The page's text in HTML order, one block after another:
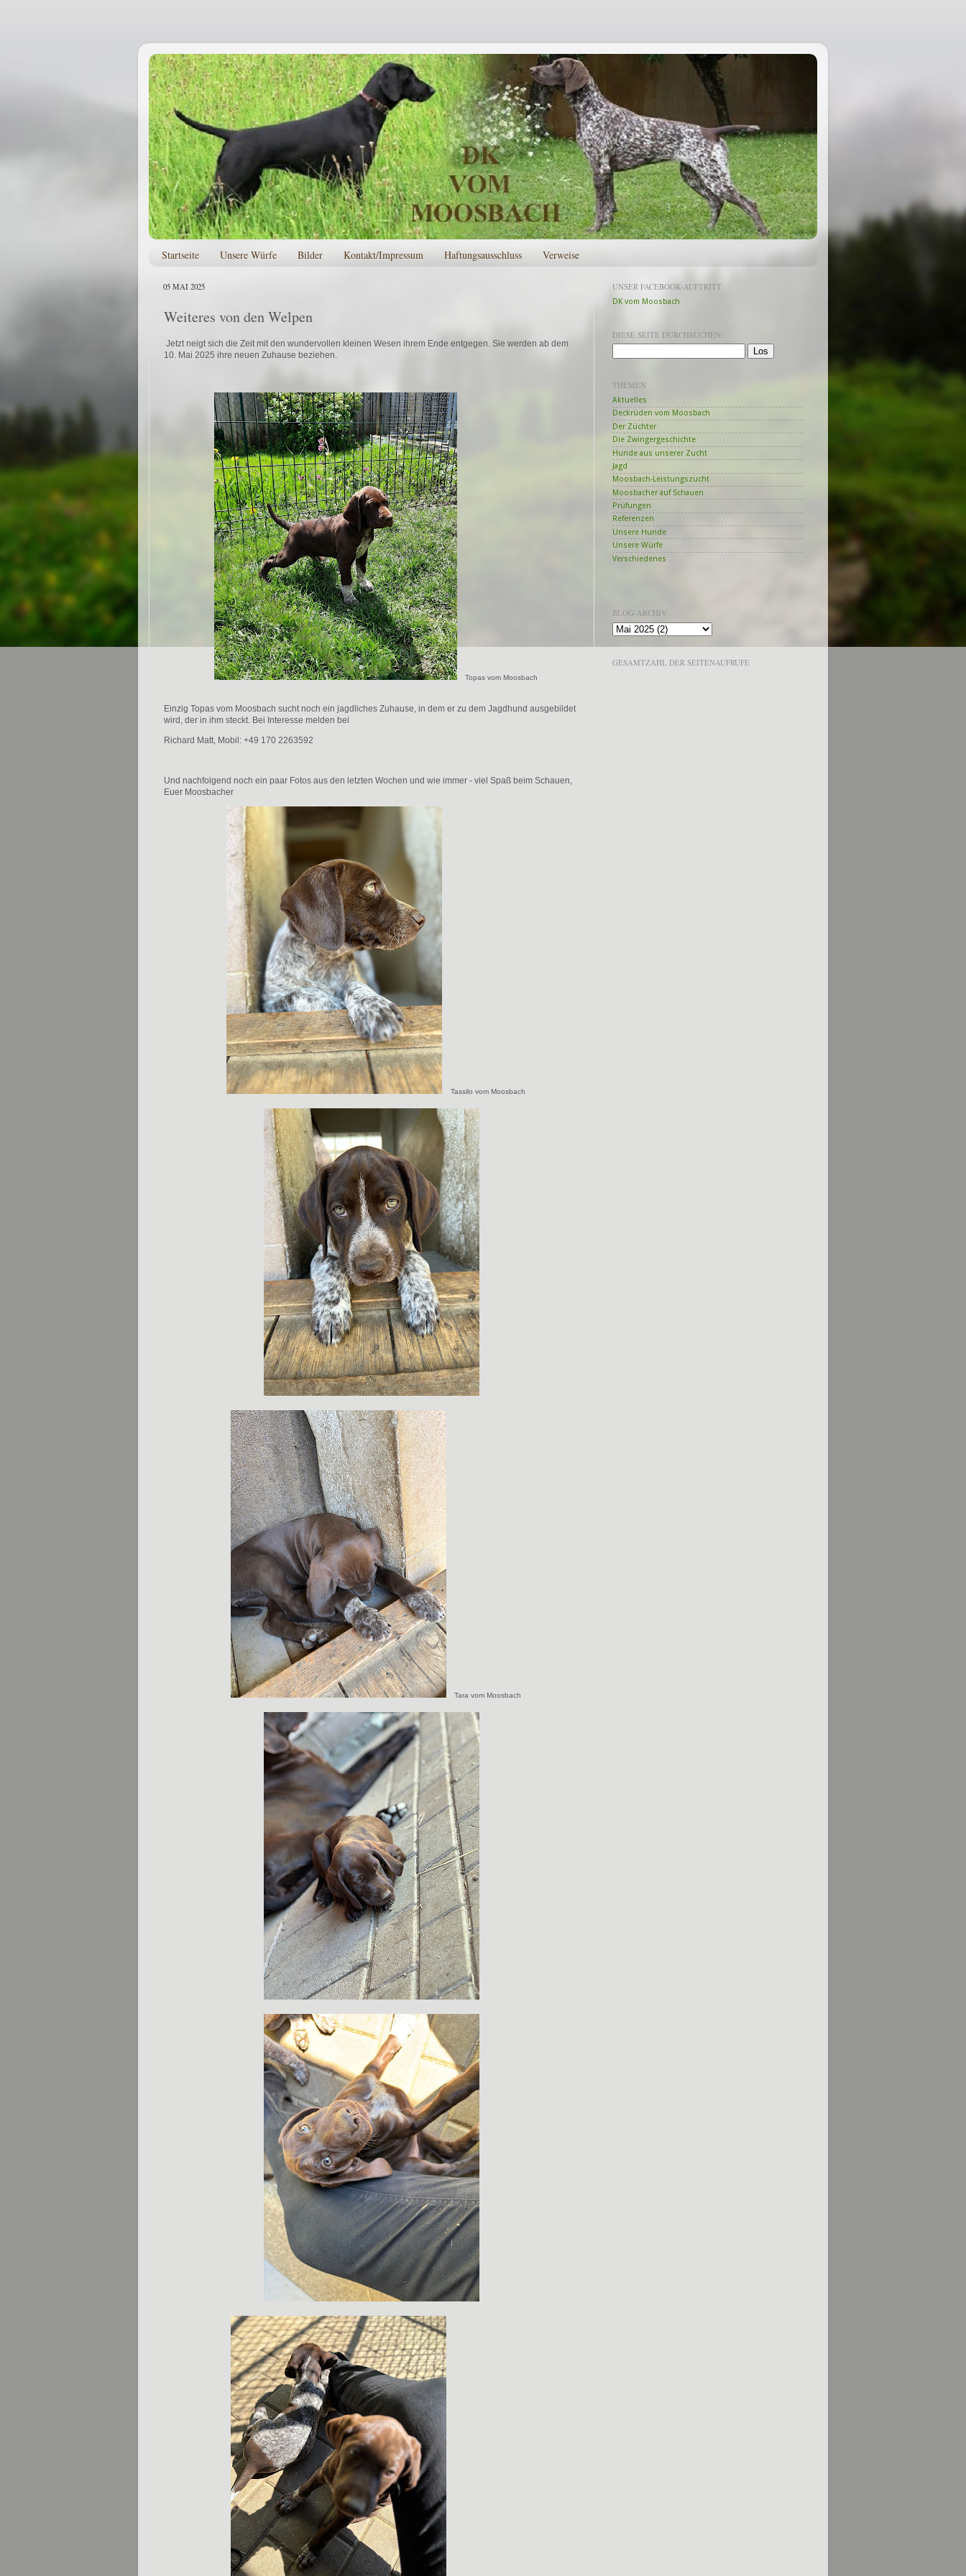
Startseite Unsere Würfe Bilder Kontakt/Impressum Haftungsausschluss Verweise
05 MAI 2025
Weiteres von den Welpen
Jetzt neigt sich die Zeit mit den wundervollen kleinen Wesen ihrem Ende entgegen. Sie werden ab dem
10. Mai 2025 ihre neuen Zuhause beziehen.
Topas vom Moosbach
Einzig Topas vom Moosbach sucht noch ein jagdliches Zuhause, in dem er zu dem Jagdhund ausgebildet
wird, der in ihm steckt. Bei Interesse melden bei
Richard Matt, Mobil: ‭+49 170 2263592‬
Und nachfolgend noch ein paar Fotos aus den letzten Wochen und wie immer - viel Spaß beim Schauen,
Euer Moosbacher
Tassilo vom Moosbach
Tara vom Moosbach
UNSER FACEBOOK-AUFTRITT
DK vom Moosbach
DIESE SEITE DURCHSUCHEN:
THEMEN
Aktuelles
Deckrüden vom Moosbach
Der Züchter
Die Zwingergeschichte
Hunde aus unserer Zucht
Jagd
Moosbach-Leistungszucht
Moosbacher auf Schauen
Prüfungen
Referenzen
Unsere Hunde
Unsere Würfe
Verschiedenes
BLOG-ARCHIV
GESAMTZAHL DER SEITENAUFRUFE